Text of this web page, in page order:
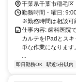
千葉県千葉市稲毛区
勤務時間・曜日:
※勤務時間は相談可
仕事内容: 歯科医院
カルテをiPadとス
単な作業になります
...
即日勤務OK 駅近5分以内